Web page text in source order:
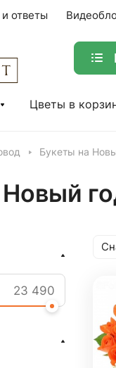
ответы
Цветы в
Букеты на